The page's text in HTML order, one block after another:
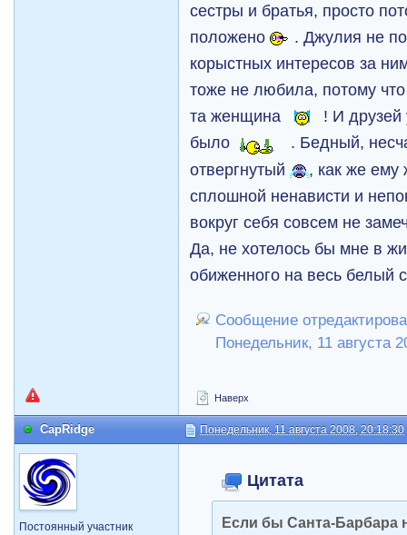
сестры и братья, просто
положено
. Джулия не
корыстных интересов за
тоже не любила, потому
та женщина
! И
было
. Бедный,
отвергнутый
, как же ему
сплошной ненависти и
вокруг себя совсем не
Да, не хотелось бы мне в
обиженного на весь белый
Сообщение
Понедельник, 11 августа
Наверх
CapRidge Понедельник, 11 августа 2008, 20:18:30
Постоянный участник
Цитата
Если бы Санта-Барбара